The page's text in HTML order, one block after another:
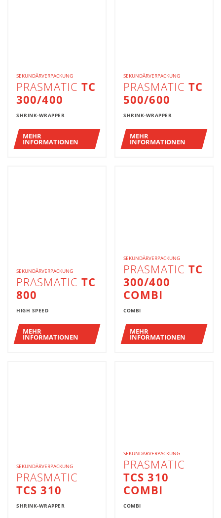
SEKUNDÄRVERPACKUNG
PRASMATICTC
300/400
SHRINK-WRAPPER
MEHR
INFORMATIONEN
SEKUNDÄRVERPACKUNG
PRASMATICTC
500/600
SHRINK-WRAPPER
MEHR
INFORMATIONEN
SEKUNDÄRVERPACKUNG
PRASMATICTC
800
HIGH SPEED
MEHR
INFORMATIONEN
SEKUNDÄRVERPACKUNG
PRASMATICTC
300/400
COMBI
COMBI
MEHR
INFORMATIONEN
SEKUNDÄRVERPACKUNG
PRASMATIC
TCS 310
SHRINK-WRAPPER
SEKUNDÄRVERPACKUNG
PRASMATIC
TCS 310
COMBI
COMBI